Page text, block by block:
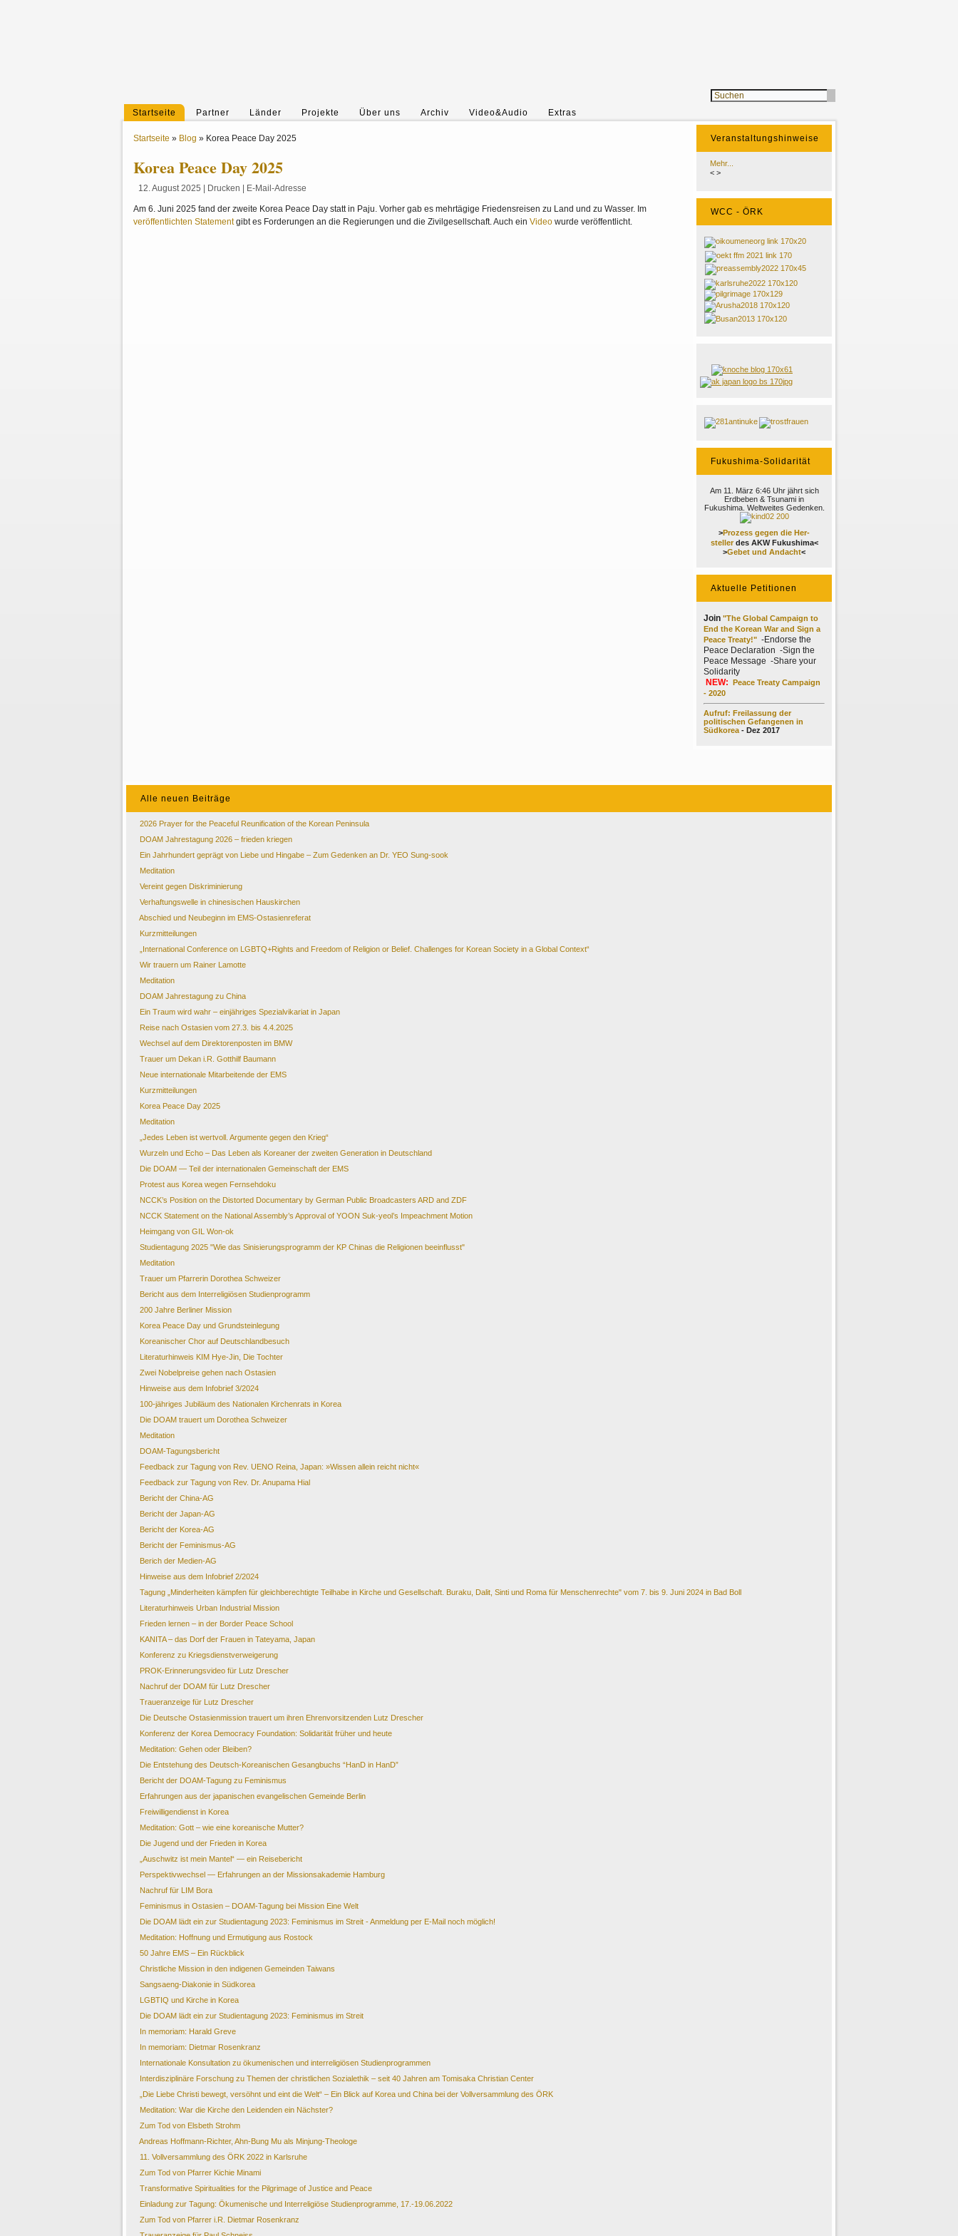
Startseite Partner Länder Projekte Über uns Archiv Video&Audio Extras
Startseite » Blog » Korea Peace Day 2025
Korea Peace Day 2025
12. August 2025 Drucken E-Mail-Adresse
Am 6. Juni 2025 fand der zweite Korea Peace Day statt in Paju. Vorher gab es mehrtägige Friedensreisen zu Land und zu Wasser. Im
veröffentlichten Statementgibt es Forderungen an die Regierungen und die Zivilgesellschaft. Auch ein Video wurde veröffentlicht.
Veranstaltungshinweise
Mehr...
< >
WCC - ÖRK
Fukushima-Solidarität
Am 11. März 6:46 Uhr jährt sich
Erdbeben & Tsunami in
Fukushima. Weltweites Gedenken.
>Prozess gegen die Her-
stellerdes AKW Fukushima<
>Gebet und Andacht<
Aktuelle Petitionen
Join "The Global Campaign to
End the Korean War and Sign a
Peace Treaty!" -Endorse the
Peace Declaration -Sign the
Peace Message -Share your
Solidarity
NEW: Peace Treaty Campaign
- 2020
Aufruf: Freilassung der
politischen Gefangenen in
Südkorea - Dez 2017
Alle neuen Beiträge
2026 Prayer for the Peaceful Reunification of the Korean Peninsula
DOAM Jahrestagung 2026 – frieden kriegen
Ein Jahrhundert geprägt von Liebe und Hingabe – Zum Gedenken an Dr. YEO Sung-sook
Meditation
Vereint gegen Diskriminierung
Verhaftungswelle in chinesischen Hauskirchen
Abschied und Neubeginn im EMS-Ostasienreferat
Kurzmitteilungen
„International Conference on LGBTQ+Rights and Freedom of Religion or Belief. Challenges for Korean Society in a Global Context“
Wir trauern um Rainer Lamotte
Meditation
DOAM Jahrestagung zu China
Ein Traum wird wahr – einjähriges Spezialvikariat in Japan
Reise nach Ostasien vom 27.3. bis 4.4.2025
Wechsel auf dem Direktorenposten im BMW
Trauer um Dekan i.R. Gotthilf Baumann
Neue internationale Mitarbeitende der EMS
Kurzmitteilungen
Korea Peace Day 2025
Meditation
„Jedes Leben ist wertvoll. Argumente gegen den Krieg“
Wurzeln und Echo – Das Leben als Koreaner der zweiten Generation in Deutschland
Die DOAM — Teil der internationalen Gemeinschaft der EMS
Protest aus Korea wegen Fernsehdoku
NCCK’s Position on the Distorted Documentary by German Public Broadcasters ARD and ZDF
NCCK Statement on the National Assembly’s Approval of YOON Suk-yeol’s Impeachment Motion
Heimgang von GIL Won-ok
Studientagung 2025 "Wie das Sinisierungsprogramm der KP Chinas die Religionen beeinflusst"
Meditation
Trauer um Pfarrerin Dorothea Schweizer
Bericht aus dem Interreligiösen Studienprogramm
200 Jahre Berliner Mission
Korea Peace Day und Grundsteinlegung
Koreanischer Chor auf Deutschlandbesuch
Literaturhinweis KIM Hye-Jin, Die Tochter
Zwei Nobelpreise gehen nach Ostasien
Hinweise aus dem Infobrief 3/2024
100-jähriges Jubiläum des Nationalen Kirchenrats in Korea
Die DOAM trauert um Dorothea Schweizer
Meditation
DOAM-Tagungsbericht
Feedback zur Tagung von Rev. UENO Reina, Japan: »Wissen allein reicht nicht«
Feedback zur Tagung von Rev. Dr. Anupama Hial
Bericht der China-AG
Bericht der Japan-AG
Bericht der Korea-AG
Bericht der Feminismus-AG
Berich der Medien-AG
Hinweise aus dem Infobrief 2/2024
Tagung „Minderheiten kämpfen für gleichberechtigte Teilhabe in Kirche und Gesellschaft. Buraku, Dalit, Sinti und Roma für Menschenrechte" vom 7. bis 9. Juni 2024 in Bad Boll
Literaturhinweis Urban Industrial Mission
Frieden lernen – in der Border Peace School
KANITA – das Dorf der Frauen in Tateyama, Japan
Konferenz zu Kriegsdienstverweigerung
PROK-Erinnerungsvideo für Lutz Drescher
Nachruf der DOAM für Lutz Drescher
Traueranzeige für Lutz Drescher
Die Deutsche Ostasienmission trauert um ihren Ehrenvorsitzenden Lutz Drescher
Konferenz der Korea Democracy Foundation: Solidarität früher und heute
Meditation: Gehen oder Bleiben?
Die Entstehung des Deutsch-Koreanischen Gesangbuchs “HanD in HanD”
Bericht der DOAM-Tagung zu Feminismus
Erfahrungen aus der japanischen evangelischen Gemeinde Berlin
Freiwilligendienst in Korea
Meditation: Gott – wie eine koreanische Mutter?
Die Jugend und der Frieden in Korea
„Auschwitz ist mein Mantel“ — ein Reisebericht
Perspektivwechsel — Erfahrungen an der Missionsakademie Hamburg
Nachruf für LIM Bora
Feminismus in Ostasien – DOAM-Tagung bei Mission Eine Welt
Die DOAM lädt ein zur Studientagung 2023: Feminismus im Streit - Anmeldung per E-Mail noch möglich!
Meditation: Hoffnung und Ermutigung aus Rostock
50 Jahre EMS – Ein Rückblick
Christliche Mission in den indigenen Gemeinden Taiwans
Sangsaeng-Diakonie in Südkorea
LGBTIQ und Kirche in Korea
Die DOAM lädt ein zur Studientagung 2023: Feminismus im Streit
In memoriam: Harald Greve
In memoriam: Dietmar Rosenkranz
Internationale Konsultation zu ökumenischen und interreligiösen Studienprogrammen
Interdisziplinäre Forschung zu Themen der christlichen Sozialethik – seit 40 Jahren am Tomisaka Christian Center
„Die Liebe Christi bewegt, versöhnt und eint die Welt“ – Ein Blick auf Korea und China bei der Vollversammlung des ÖRK
Meditation: War die Kirche den Leidenden ein Nächster?
Zum Tod von Elsbeth Strohm
Andreas Hoffmann-Richter, Ahn-Bung Mu als Minjung-Theologe
11. Vollversammlung des ÖRK 2022 in Karlsruhe
Zum Tod von Pfarrer Kichie Minami
Transformative Spiritualities for the Pilgrimage of Justice and Peace
Einladung zur Tagung: Ökumenische und Interreligiöse Studienprogramme, 17.-19.06.2022
Zum Tod von Pfarrer i.R. Dietmar Rosenkranz